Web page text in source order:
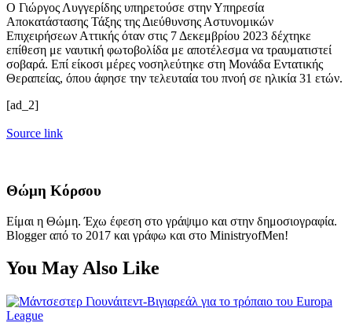
Ο Γιώργος Λυγγερίδης υπηρετούσε στην Υπηρεσία
Αποκατάστασης Τάξης της Διεύθυνσης Αστυνομικών
Επιχειρήσεων Αττικής όταν στις 7 Δεκεμβρίου 2023 δέχτηκε
επίθεση με ναυτική φωτοβολίδα με αποτέλεσμα να τραυματιστεί
σοβαρά. Επί είκοσι μέρες νοσηλεύτηκε στη Μονάδα Εντατικής
Θεραπείας, όπου άφησε την τελευταία του πνοή σε ηλικία 31 ετών.
[ad_2]
Source link
Θώμη Κόρσου
Είμαι η Θώμη. Έχω έφεση στο γράψιμο και στην δημοσιογραφία.
Blogger από το 2017 και γράφω και στο MinistryofMen!
You May Also Like